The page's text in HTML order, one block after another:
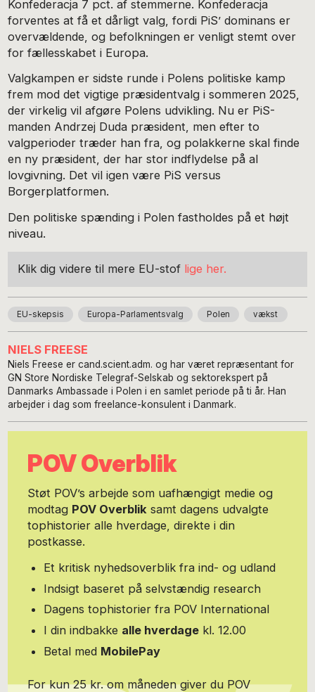
Konfederacja 7 pct. af stemmerne. Konfederacja
forventes at få et dårligt valg, fordi PiS’ dominans er
overvældende, og befolkningen er venligt stemt over
for fællesskabet i Europa.
Valgkampen er sidste runde i Polens politiske kamp
frem mod det vigtige præsidentvalg i sommeren 2025,
der virkelig vil afgøre Polens udvikling. Nu er PiS-
manden Andrzej Duda præsident, men efter to
valgperioder træder han fra, og polakkerne skal finde
en ny præsident, der har stor indflydelse på al
lovgivning. Det vil igen være PiS versus
Borgerplatformen.
Den politiske spænding i Polen fastholdes på et højt
niveau.
Klik dig videre til mere EU-stof lige her.
EU-skepsis Europa-Parlamentsvalg Polen vækst
NIELS FREESE
Niels Freese er cand.scient.adm. og har været repræsentant for
GN Store Nordiske Telegraf-Selskab og sektorekspert på
Danmarks Ambassade i Polen i en samlet periode på ti år. Han
arbejder i dag som freelance-konsulent i Danmark.
POV Overblik
Støt POV’s arbejde som uafhængigt medie og
modtag POV Overbliksamt dagens udvalgte
tophistorier alle hverdage, direkte i din
postkasse.
Et kritisk nyhedsoverblik fra ind- og udland
Indsigt baseret på selvstændig research
Dagens tophistorier fra POV International
I din indbakke alle hverdage kl. 12.00
Betal med MobilePay
For kun 25 kr. om måneden giver du POV